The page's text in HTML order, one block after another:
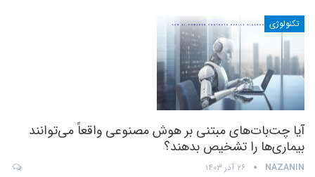
تکنولوژی
آیا چت‌بات‌های مبتنی بر هوش مصنوعی واقعاً می‌توانند
بیماری‌ها را تشخیص بدهند؟
NAZANIN ۲۶ آذر ۱۴۰۳